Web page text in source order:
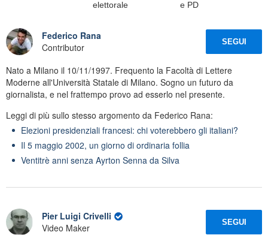
elettorale
e PD
Federico Rana
Contributor
SEGUI
Nato a Milano il 10/11/1997. Frequento la Facoltà di Lettere
Moderne all'Università Statale di Milano. Sogno un futuro da
giornalista, e nel frattempo provo ad esserlo nel presente.
Leggi di più sullo stesso argomento da Federico Rana:
Elezioni presidenziali francesi: chi voterebbero gli italiani?
Il 5 maggio 2002, un giorno di ordinaria follia
Ventitrè anni senza Ayrton Senna da Silva
Pier Luigi Crivelli
Video Maker
SEGUI